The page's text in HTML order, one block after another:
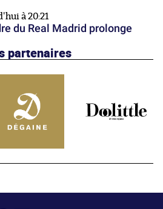
à 20:21
du Real Madrid prolonge
partenaires